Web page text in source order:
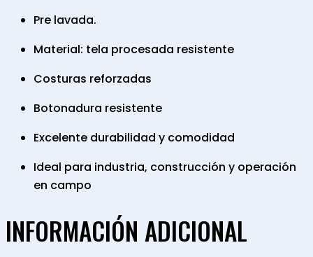
Pre lavada.
Material: tela procesada resistente
Costuras reforzadas
Botonadura resistente
Excelente durabilidad y comodidad
Ideal para industria, construcción y operación
en campo
INFORMACIÓN ADICIONAL